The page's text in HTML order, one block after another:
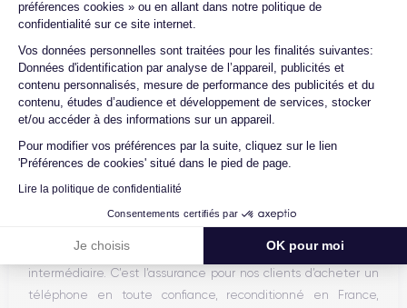
préférences cookies » ou en allant dans notre politique de
confidentialité sur ce site internet.
Vos données personnelles sont traitées pour les finalités suivantes:
Données d'identification par analyse de l’appareil, publicités et
contenu personnalisés, mesure de performance des publicités et du
contenu, études d’audience et développement de services, stocker
et/ou accéder à des informations sur un appareil.
Pour modifier vos préférences par la suite, cliquez sur le lien
'Préférences de cookies' situé dans le pied de page.
Lire la politique de confidentialité
Consentements certifiés par
Je choisis OK pour moi
Axeptio consent
Expertise
Certideal est une entreprise française de vente et de
reconditionnement de téléphones mobiles. Notre service
achat s’approvisionne auprès d’opérateurs qui reprennent des
smartphones n’ayant connu qu’un seul et unique propriétaire.
Chacun des produits reconditionnés mis à la vente sur notre
site est alors récupéré physiquement par nos soins et suit dans
nos locaux un processus d’homologation en trois étapes :
vérification, test et validation. Nos experts sont ainsi les
premiers à intervenir techniquement sur le produit, que nous
reconditionnons nous-mêmes en interne, sans autre
intermédiaire. C’est l’assurance pour nos clients d’acheter un
téléphone en toute confiance, reconditionné en France,